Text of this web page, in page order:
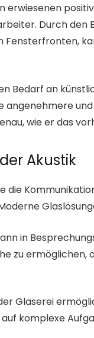
erwiesenen
Durch den
Bedarf an
angenehmere
wie er das
Akustik
die
in
zu ermöglichen,
Glaserei
komplexe